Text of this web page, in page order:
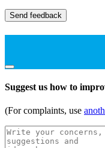
Send feedback
Suggest us how to
(For complaints, use